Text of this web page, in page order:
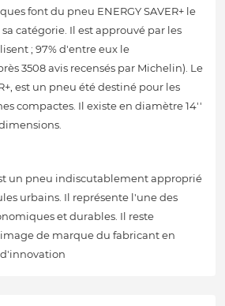
font du pneu ENERGY SAVER+ le
catégorie. Il est approuvé par les
; 97% d'entre eux le
3508 avis recensés par Michelin). Le
est un pneu été destiné pour les
compactes. Il existe en diamètre 14''
un pneu indiscutablement approprié
urbains. Il représente l'une des
et durables. Il reste
de marque du fabricant en